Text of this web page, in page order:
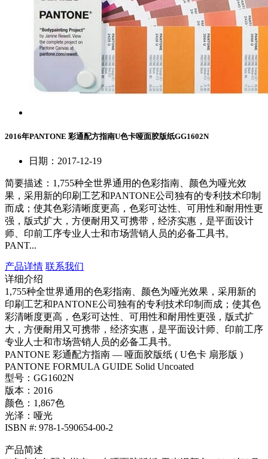
2016年PANTONE 彩通配方指南U色卡哑面胶版纸GG1602N
日期：2017-12-19
简要描述： 1,755种全世界通用的色彩指南、颜色为哑光效
果，采用新的印刷工艺和PANTONE公司独有的专利技术印制
而成；使其色彩清晰度更高，色彩可达性、可用性和耐用性更
强，版式扩大，方便耐用又可携带，经济实惠，是平面设计
师、印前工序专业人士和市场营销人员的必备工具书。
PANT...
产品详情 联系我们
详细介绍
1,755种全世界通用的色彩指南、颜色为哑光效果，采用新的
印刷工艺和PANTONE公司独有的专利技术印制而成；使其色
彩清晰度更高，色彩可达性、可用性和耐用性更强，版式扩
大，方便耐用又可携带，经济实惠，是平面设计师、印前工序
专业人士和市场营销人员的必备工具书。
PANTONE 彩通配方指南 — 哑面胶版纸 ( U色卡 扇形版 )
PANTONE FORMULA GUIDE Solid Uncoated
型号：GG1602N
版本：2016
颜色：1,867色
光泽：哑光
ISBN #: 978-1-590654-00-2
产品简述